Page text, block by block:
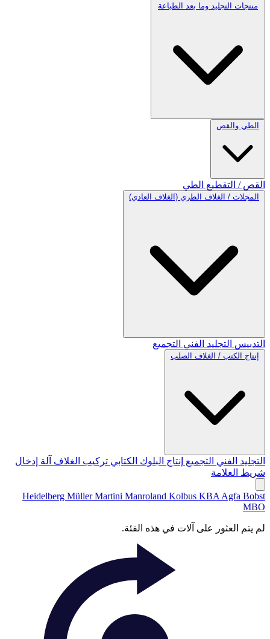
منتجات التجليد وما بعد الطباعة
الطي والقص
القص / التقطيع الطي
المجلات / الغلاف الطري (الغلاف العادي)
التدبيس التجليد الفني التجميع
إنتاج الكتب / الغلاف الصلب
التجليد الفني التجميع إنتاج البلوك الكتابي تركيب الغلاف آلة إدخال
شريط العلامة
Heidelberg Müller Martini Manroland Kolbus KBA Agfa Bobst
MBO
لم يتم العثور على آلات في هذه الفئة.